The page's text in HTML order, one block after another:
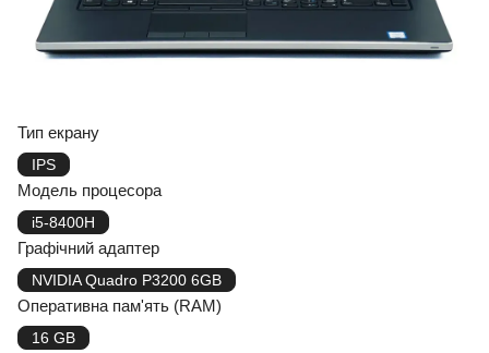
Тип екрану
IPS
Модель процесора
i5-8400H
Графічний адаптер
NVIDIA Quadro P3200 6GB
Оперативна пам'ять (RAM)
16 GB